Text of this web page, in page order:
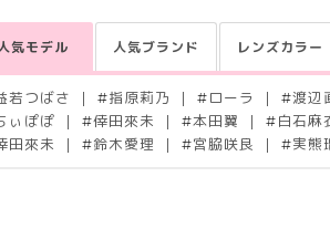
気モデル 人気ブランド レンズカラー
若つばさ #指原莉乃 # ローラ #渡辺
ぃぽぽ #倖田來未 #本田翼 # 白石麻
田來未 #鈴木愛理 #宮脇咲良 #実熊